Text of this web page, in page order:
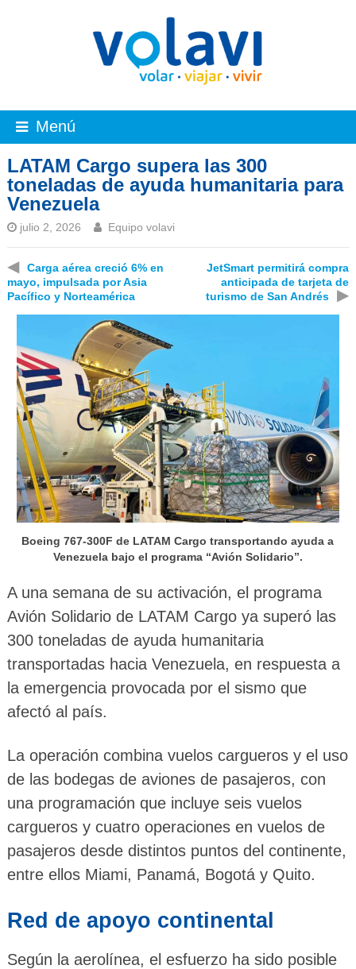
Menú
LATAM Cargo supera las 300
toneladas de ayuda humanitaria para
Venezuela
julio 2, 2026 Equipo volavi
◀
Carga aérea creció 6% en
mayo, impulsada por Asia
Pacífico y Norteamérica
JetSmart permitirá compra
anticipada de tarjeta de
turismo de San Andrés
▶
Boeing 767-300F de LATAM Cargo transportando ayuda a
Venezuela bajo el programa “Avión Solidario”.
A una semana de su activación, el programa
Avión Solidario de LATAM Cargo ya superó las
300 toneladas de ayuda humanitaria
transportadas hacia Venezuela, en respuesta a
la emergencia provocada por el sismo que
afectó al país.
La operación combina vuelos cargueros y el uso
de las bodegas de aviones de pasajeros, con
una programación que incluye seis vuelos
cargueros y cuatro operaciones en vuelos de
pasajeros desde distintos puntos del continente,
entre ellos Miami, Panamá, Bogotá y Quito.
Red de apoyo continental
Según la aerolínea, el esfuerzo ha sido posible